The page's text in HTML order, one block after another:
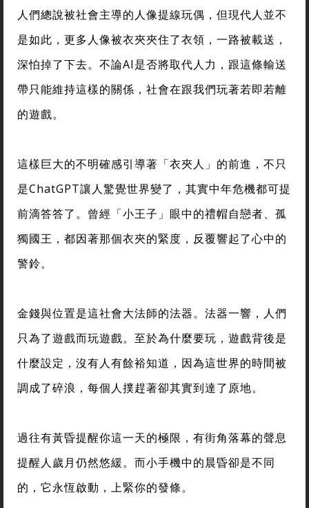
人們總說被社會主導的人像提線玩偶，但現代人並不
是如此，更多人像被衣夾夾住了衣領，一路被載送，
深怕掉了下去。不論AI是否將取代人力，跟這條輸送
帶只能維持這樣的關係，社會在跟我們玩著若即若離
的遊戲。
這樣巨大的不明確感引導著「衣夾人」的前進，不只
是ChatGPT讓人驚覺世界變了，其實中年危機都可提
前滴答答了。曾經「小王子」眼中的禮帽自戀者、孤
獨國王，都因著那個衣夾的緊度，反覆響起了心中的
警鈴。
金錢與位置是這社會大法師的法器。法器一響，人們
只為了遊戲而玩遊戲。至於為什麼要玩，遊戲背後是
什麼設定，沒有人有餘裕知道，因為這世界的時間被
調成了碎浪，每個人撲趕著卻其實到達了原地。
過往有黃昏提醒你這一天的極限，有街角落幕的聲息
提醒人歲月仍然悠緩。而小手機中的晨昏卻是不同
的，它永恆啟動，上緊你的發條。